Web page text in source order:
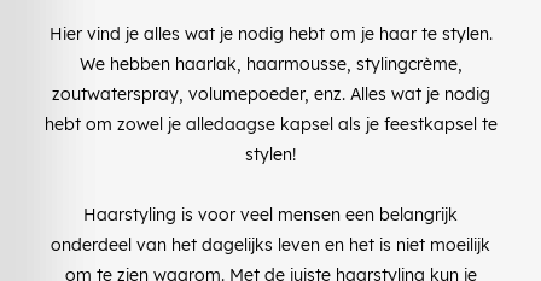
Hier vind je alles wat je nodig hebt om je haar te stylen.
We hebben haarlak, haarmousse, stylingcrème,
zoutwaterspray, volumepoeder, enz. Alles wat je nodig
hebt om zowel je alledaagse kapsel als je feestkapsel te
stylen!
Haarstyling is voor veel mensen een belangrijk
onderdeel van het dagelijks leven en het is niet moeilijk
om te zien waarom. Met de juiste haarstyling kun je